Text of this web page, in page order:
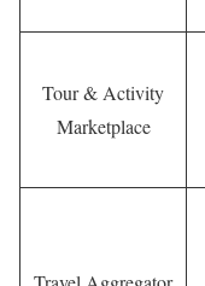
Tour & Activity
Marketplace